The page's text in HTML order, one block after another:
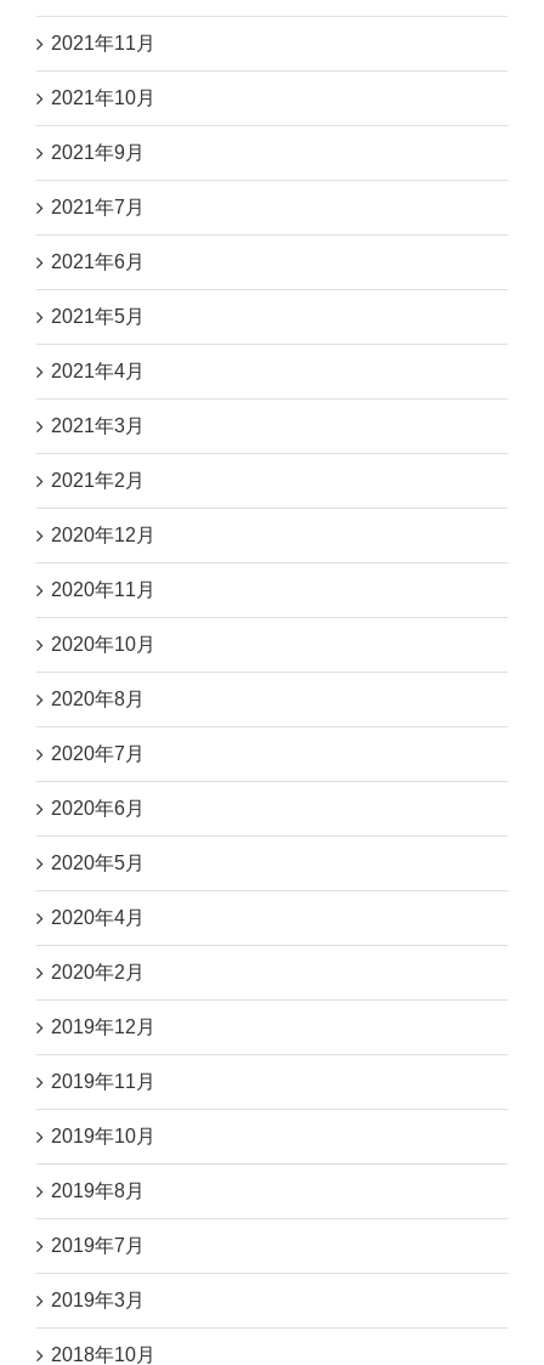
2021年11月
2021年10月
2021年9月
2021年7月
2021年6月
2021年5月
2021年4月
2021年3月
2021年2月
2020年12月
2020年11月
2020年10月
2020年8月
2020年7月
2020年6月
2020年5月
2020年4月
2020年2月
2019年12月
2019年11月
2019年10月
2019年8月
2019年7月
2019年3月
2018年10月